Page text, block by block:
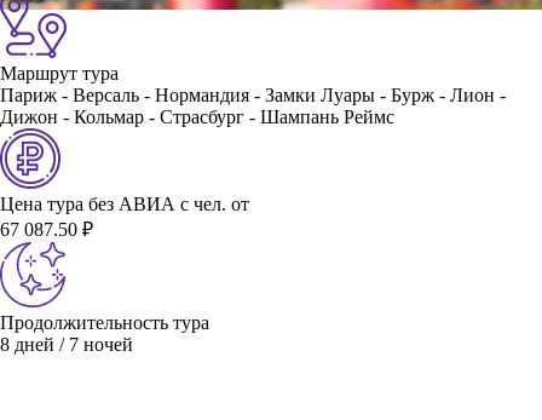
Маршрут тура
Париж - Версаль - Нормандия - Замки Луары - Бурж - Лион -
Дижон - Кольмар - Страсбург - Шампань Реймс
Цена тура без АВИА с чел. от
67 087.50 ₽
Продолжительность тура
8 дней / 7 ночей